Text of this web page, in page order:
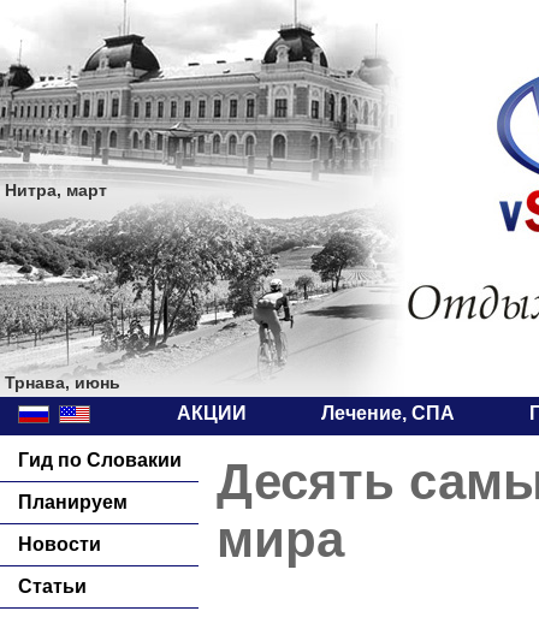
Нитра, март
Трнава, июнь
АКЦИИ Лечение, СПА
Гид по Словакии
Планируем
Новости
Статьи
Десять
мира